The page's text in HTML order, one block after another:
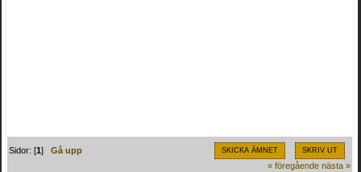
SKICKA ÄMNET SKRIV UT
Sidor: [1]Gå upp
« föregående nästa »